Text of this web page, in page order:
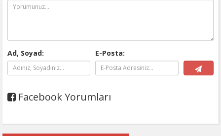
Ad, Soyad: E-Posta:
Facebook Yorumları